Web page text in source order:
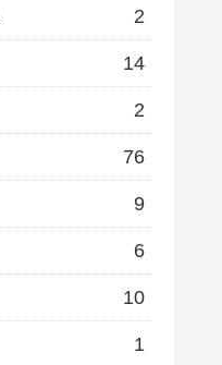
2
14
2
76
9
6
10
1